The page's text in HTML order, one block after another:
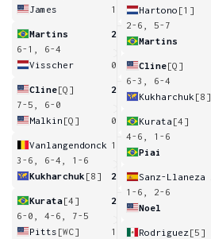
James
1
Martins
2
6-1, 6-4
Visscher
0
Cline[Q]
2
7-5, 6-0
Malkin [Q] 0
Vanlangendonck 1
3-6, 6-4, 1-6
Kukharchuk [8] 2
Kurata[4]
2
6-0, 4-6, 7-5
Pitts [WC] 1
Hartono [1]
2-6, 5-7
Martins
Cline[Q]
6-3, 6-4
Kukharchuk [8]
Kurata [4]
4-6, 1-6
Piai
1-6, 2-6
Noel
Rodriguez [5]